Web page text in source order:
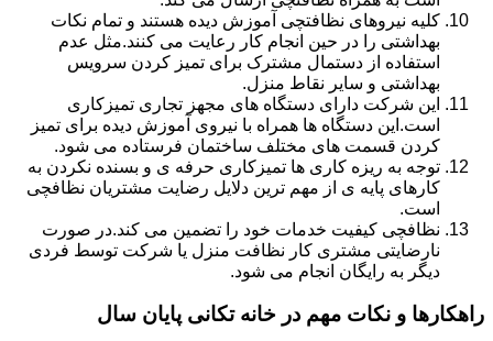
کلیه نیروهای نظافتچی آموزش دیده هستند و تمام نکات
بهداشتی را در حین انجام کار رعایت می کنند.مثل عدم
استفاده از دستمال مشترک برای تمیز کردن سرویس
بهداشتی و سایر نقاط منزل.
این شرکت دارای دستگاه های مجهز تجاری تمیزکاری
است.این دستگاه ها همراه با نیروی آموزش دیده برای تمیز
کردن قسمت های مختلف ساختمان فرستاده می شود.
توجه به ریزه کاری ها تمیزکاری حرفه ی و بسنده نکردن به
کارهای پایه ی از مهم ترین دلایل رضایت مشتریان نظافچی
است.
نظافچی کیفیت خدمات خود را تضمین می کند.در صورت
نارضایتی مشتری کار نظافت منزل یا شرکت توسط فردی
دیگر به رایگان انجام می شود.
راهکارها و نکات مهم در خانه تکانی پایان سال